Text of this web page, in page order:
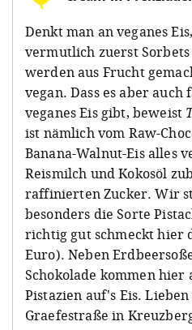
Denkt man an veganes
vermutlich zuerst
werden aus Frucht
vegan. Dass es aber auch
veganes Eis gibt, beweist
ist nämlich vom Raw-
Banana-Walnut-Eis alles
Reismilch und Kokosöl
raffinierten Zucker. Wir
besonders die Sorte
richtig gut schmeckt hier
Euro). Neben
Schokolade kommen hier
Pistazien auf's Eis.
Graefestraße in